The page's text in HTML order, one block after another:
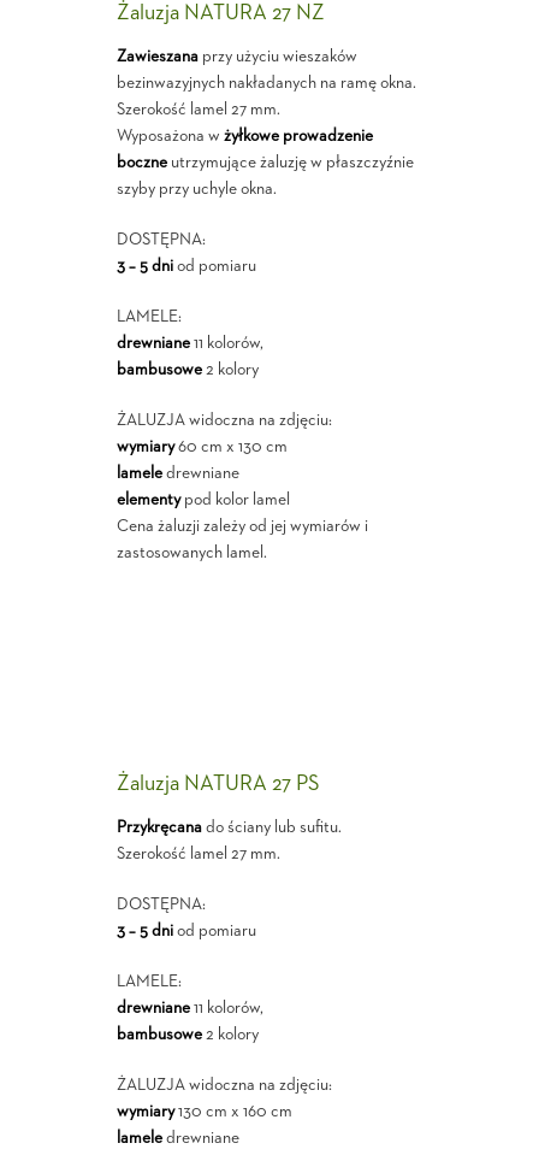
Żaluzja NATURA 27 NZ
Zawieszanaprzy użyciu wieszaków
bezinwazyjnych nakładanych na ramę okna.
Szerokość lamel 27 mm.
Wyposażona w żyłkowe prowadzenie
boczneutrzymujące żaluzję w płaszczyźnie
szyby przy uchyle okna.
DOSTĘPNA:
3 – 5 dniod pomiaru
LAMELE:
drewniane11 kolorów,
bambusowe2 kolory
ŻALUZJA widoczna na zdjęciu:
wymiary60 cm x 130 cm
lameledrewniane
elementypod kolor lamel
Cena żaluzji zależy od jej wymiarów i
zastosowanych lamel.
Żaluzja NATURA 27 PS
Przykręcanado ściany lub sufitu.
Szerokość lamel 27 mm.
DOSTĘPNA:
3 – 5 dniod pomiaru
LAMELE:
drewniane11 kolorów,
bambusowe2 kolory
ŻALUZJA widoczna na zdjęciu:
wymiary130 cm x 160 cm
lameledrewniane